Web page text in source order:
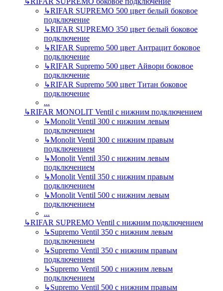
↳RIFAR SUPREMO 500 цвет белый боковое
подключение
↳RIFAR SUPREMO 350 цвет белый боковое
подключение
↳RIFAR Supremo 500 цвет Антрацит боковое
подключение
↳RIFAR Supremo 500 цвет Айвори боковое
подключение
↳RIFAR Supremo 500 цвет Титан боковое
подключение
...
↳RIFAR MONOLIT Ventil с нижним подключением
↳Monolit Ventil 300 с нижним левым
подключением
↳Monolit Ventil 300 с нижним правым
подключением
↳Monolit Ventil 350 с нижним левым
подключением
↳Monolit Ventil 350 с нижним правым
подключением
↳Monolit Ventil 500 с нижним левым
подключением
...
↳RIFAR SUPREMO Ventil с нижним подключением
↳Supremo Ventil 350 с нижним левым
подключением
↳Supremo Ventil 350 с нижним правым
подключением
↳Supremo Ventil 500 с нижним левым
подключением
↳Supremo Ventil 500 с нижним правым